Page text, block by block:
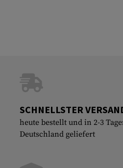
SCHNELLSTER
heute bestellt und in 2-3
Deutschland geliefert